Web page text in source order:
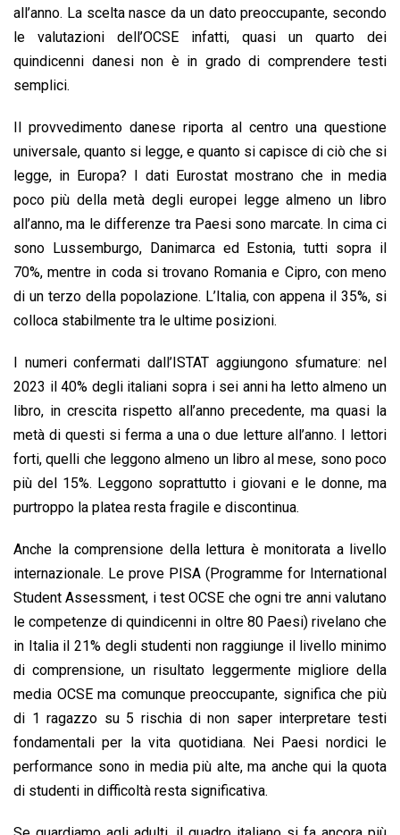
k
p
n
k
all’anno. La scelta nasce da un dato preoccupante, secondo
le valutazioni dell’OCSE infatti, quasi un quarto dei
quindicenni danesi non è in grado di comprendere testi
semplici.
Il provvedimento danese riporta al centro una questione
universale, quanto si legge, e quanto si capisce di ciò che si
legge, in Europa? I dati Eurostat mostrano che in media
poco più della metà degli europei legge almeno un libro
all’anno, ma le differenze tra Paesi sono marcate. In cima ci
sono Lussemburgo, Danimarca ed Estonia, tutti sopra il
70%, mentre in coda si trovano Romania e Cipro, con meno
di un terzo della popolazione. L’Italia, con appena il 35%, si
colloca stabilmente tra le ultime posizioni.
I numeri confermati dall’ISTAT aggiungono sfumature: nel
2023 il 40% degli italiani sopra i sei anni ha letto almeno un
libro, in crescita rispetto all’anno precedente, ma quasi la
metà di questi si ferma a una o due letture all’anno. I lettori
forti, quelli che leggono almeno un libro al mese, sono poco
più del 15%. Leggono soprattutto i giovani e le donne, ma
purtroppo la platea resta fragile e discontinua.
Anche la comprensione della lettura è monitorata a livello
internazionale. Le prove PISA (Programme for International
Student Assessment, i test OCSE che ogni tre anni valutano
le competenze di quindicenni in oltre 80 Paesi) rivelano che
in Italia il 21% degli studenti non raggiunge il livello minimo
di comprensione, un risultato leggermente migliore della
media OCSE ma comunque preoccupante, significa che più
di 1 ragazzo su 5 rischia di non saper interpretare testi
fondamentali per la vita quotidiana. Nei Paesi nordici le
performance sono in media più alte, ma anche qui la quota
di studenti in difficoltà resta significativa.